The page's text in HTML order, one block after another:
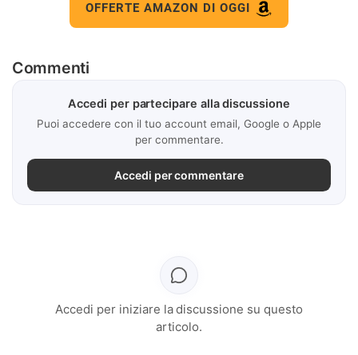
OFFERTE AMAZON DI OGGI
Commenti
Accedi per partecipare alla discussione
Puoi accedere con il tuo account email, Google o Apple
per commentare.
Accedi per commentare
Accedi per iniziare la discussione su questo
articolo.